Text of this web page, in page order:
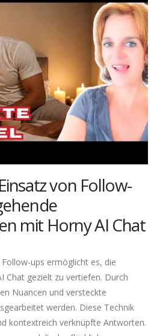
von Follow-
mit Horny AI Chat
ups ermöglicht es, die
Chat gezielt zu vertiefen. Durch
Nuancen und versteckte
werden. Diese Technik
kontextreich verknüpfte Antworten.